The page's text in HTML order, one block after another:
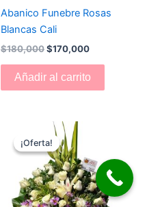
Abanico Funebre Rosas
Blancas Cali
$180,000$170,000
Añadir al carrito
¡Oferta!
¡Oferta!
El
precio
original
era:
$180,000.
es:
$160,000.